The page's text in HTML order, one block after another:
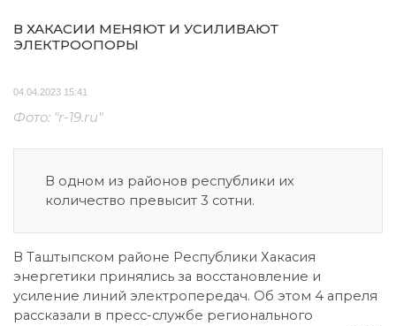
В ХАКАСИИ МЕНЯЮТ И УСИЛИВАЮТ
ЭЛЕКТРООПОРЫ
04.04.2023 15:41
Фото: "r-19.ru"
В одном из районов республики их
количество превысит 3 сотни.
В Таштыпском районе Республики Хакасия
энергетики принялись за восстановление и
усиление линий электропередач. Об этом 4 апреля
рассказали в пресс-службе регионального